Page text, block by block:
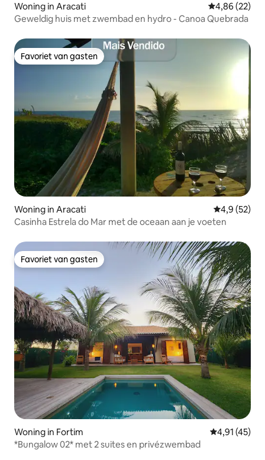
Woning in Aracati Gemiddelde
4,86 (22)
Geweldig huis met zwembad en hydro - Canoa Quebrada
Favoriet van gasten
Favoriet van gasten
Woning in Aracati
4,9 (52)
Casinha Estrela do Mar met de oceaan aan je voeten
Favoriet van gasten
Favoriet van gasten
Woning in Fortim Gemiddelde
4,91 (45)
*Bungalow 02* met 2 suites en privézwembad